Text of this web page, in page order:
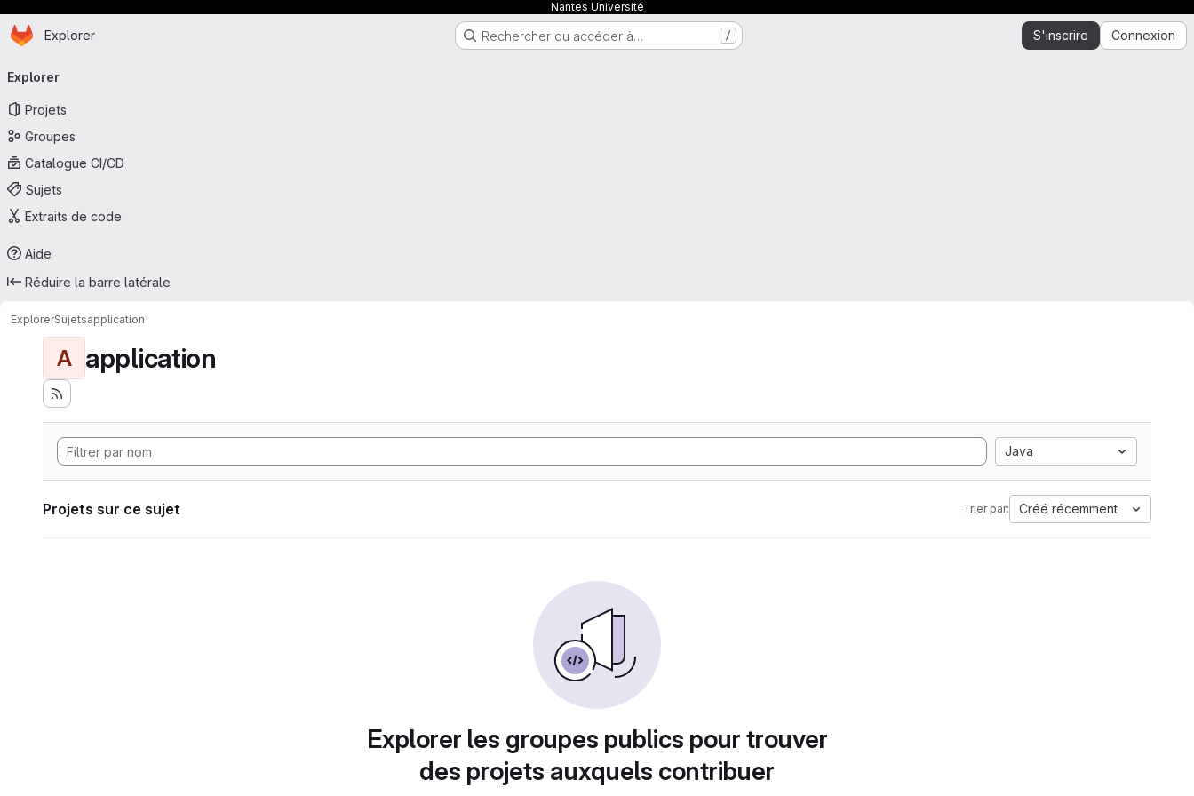
Nantes Université
Passer au contenu principal
Page d'accueil
Explorer Rechercher ou accéder à… / S'inscrire Connexion
principale
Explorer
Projets
Groupes
Catalogue CI/CD
Sujets
Extraits de code
Aide
Réduire la barre latérale
ExplorerSujetsapplication
A application
Java
Projets sur ce sujet Trier par: Créé récemment
Explorer les groupes publics pour trouver
des projets auxquels contribuer